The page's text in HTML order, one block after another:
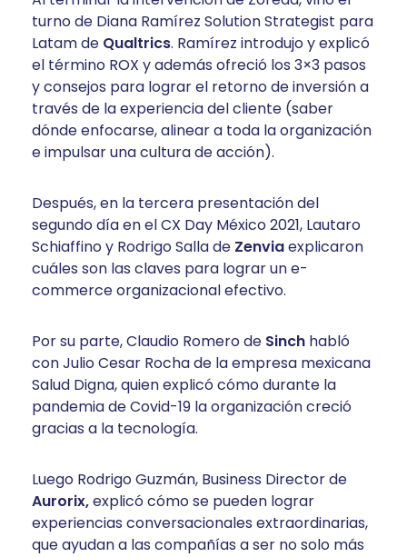
turno de Diana Ramírez Solution Strategist para
Latam de Qualtrics. Ramírez introdujo y explicó
el término ROX y además ofreció los 3×3 pasos
y consejos para lograr el retorno de inversión a
través de la experiencia del cliente (saber
dónde enfocarse, alinear a toda la organización
e impulsar una cultura de acción).
Después, en la tercera presentación del
segundo día en el CX Day México 2021, Lautaro
Schiaffino y Rodrigo Salla de Zenviaexplicaron
cuáles son las claves para lograr un e-
commerce organizacional efectivo.
Por su parte, Claudio Romero de Sinch habló
con Julio Cesar Rocha de la empresa mexicana
Salud Digna, quien explicó cómo durante la
pandemia de Covid-19 la organización creció
gracias a la tecnología.
Luego Rodrigo Guzmán, Business Director de
Aurorix,explicó cómo se pueden lograr
experiencias conversacionales extraordinarias,
que ayudan a las compañías a ser no solo más